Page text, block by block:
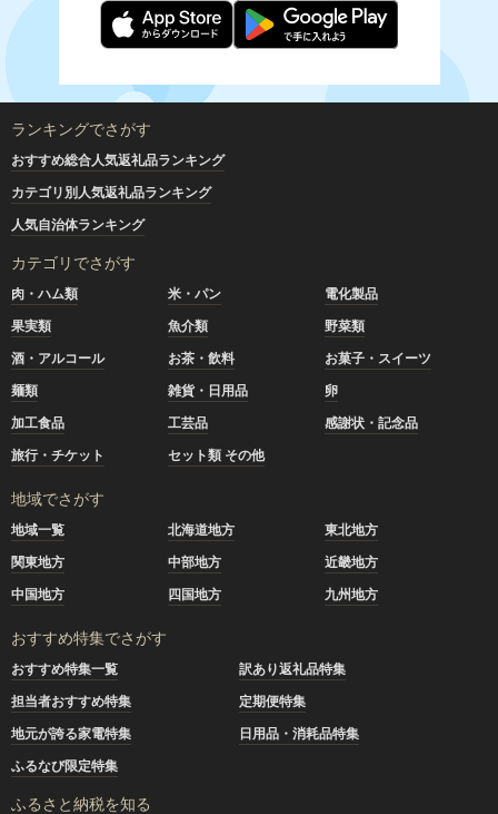
ランキングでさがす
おすすめ総合人気返礼品ランキング
カテゴリ別人気返礼品ランキング
人気自治体ランキング
カテゴリでさがす
肉・ハム類 米・パン
電化製品
果実類
魚介類
野菜類
酒・アルコール
お茶・飲料
お菓子・スイーツ
麺類
雑貨・日用品
卵
加工食品
工芸品
感謝状・記念品
旅行・チケット
セット類 その他
地域でさがす
地域一覧 北海道地方
東北地方
関東地方
中部地方
近畿地方
中国地方
四国地方 九州地方
おすすめ特集でさがす
おすすめ特集一覧
訳あり返礼品特集
担当者おすすめ特集
定期便特集
地元が誇る家電特集
日用品・消耗品特集
ふるなび限定特集
ふるさと納税を知る